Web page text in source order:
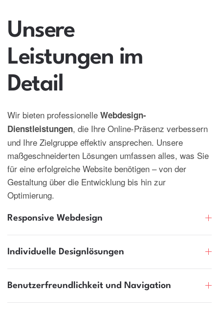
Unsere
Leistungen im
Detail
Wir bieten professionelle Webdesign-
Dienstleistungen, die Ihre Online-Präsenz verbessern
und Ihre Zielgruppe effektiv ansprechen. Unsere
maßgeschneiderten Lösungen umfassen alles, was Sie
für eine erfolgreiche Website benötigen – von der
Gestaltung über die Entwicklung bis hin zur
Optimierung.
Responsive Webdesign
Individuelle Designlösungen
Benutzerfreundlichkeit und Navigation